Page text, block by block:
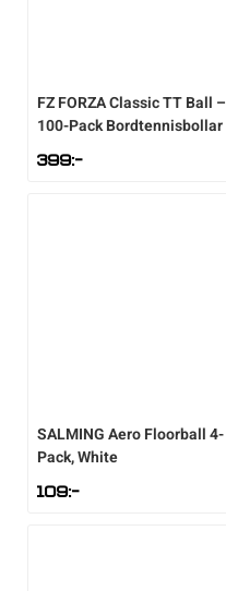
FZ FORZAClassic TT Ball –
100-Pack Bordtennisbollar
399:-
SALMINGAero Floorball 4-
Pack, White
109:-